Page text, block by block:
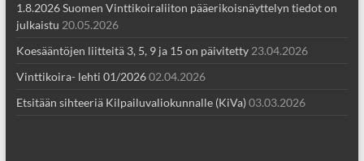
1.8.2026 Suomen Vinttikoiraliiton pääerikoisnäyttelyn tiedot on
julkaistu 20.05.2026
Koesääntöjen liitteitä 3, 5, 9 ja 15 on päivitetty 23.04.2026
Vinttikoira- lehti 01/202602.04.2026
Etsitään sihteeriä Kilpailuvaliokunnalle (KiVa)03.03.2026